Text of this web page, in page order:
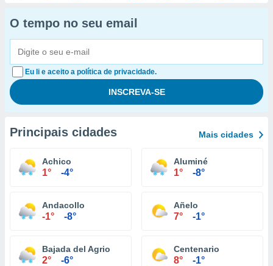
O tempo no seu email
Eu li e aceito a política de privacidade.
Principais cidades Mais cidades
Achico
1° -4°
Aluminé
1° -8°
Andacollo
-1° -8°
Añelo
7° -1°
Bajada del Agrio
2° -6°
Centenario
8° -1°